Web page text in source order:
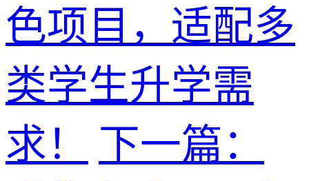
色项目，适配多
类学生升学需
求！
下一篇：